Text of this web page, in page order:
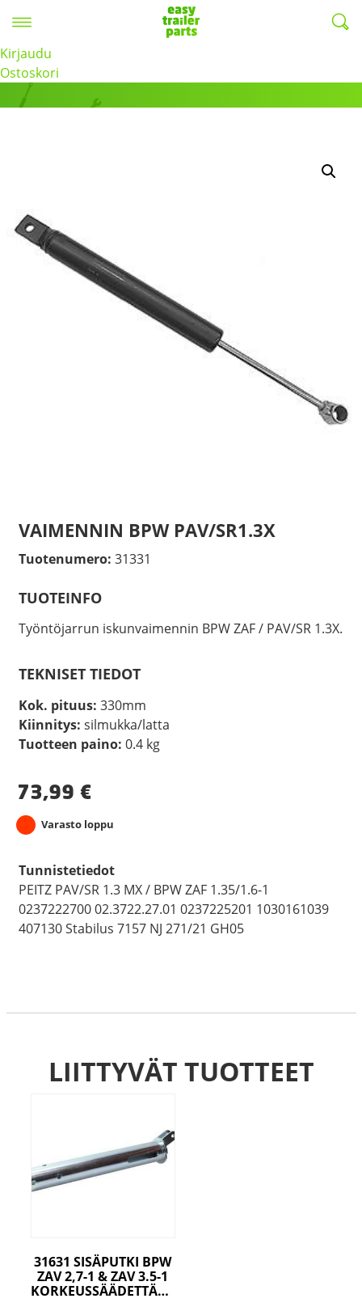
Kirjaudu
Ostoskori
Tuotteet
VAIMENNIN BPW PAV/SR1.3X
Tuotenumero: 31331
TUOTEINFO
Työntöjarrun iskunvaimennin BPW ZAF / PAV/SR 1.3X.
TEKNISET TIEDOT
Kok. pituus: 330mm
Kiinnitys: silmukka/latta
Tuotteen paino: 0.4 kg
73,99 €
Varasto loppu
Tunnistetiedot
PEITZ PAV/SR 1.3 MX / BPW ZAF 1.35/1.6-1
0237222700 02.3722.27.01 0237225201 1030161039
407130 Stabilus 7157 NJ 271/21 GH05
LIITTYVÄT TUOTTEET
31631 SISÄPUTKI BPW
ZAV 2,7-1 & ZAV 3.5-1
KORKEUSSÄÄDETTÄVIIN